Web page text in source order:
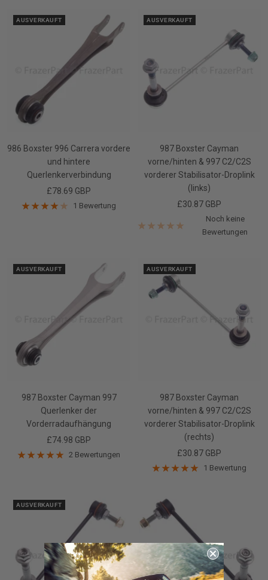
AUSVERKAUFT
986 Boxster 996 Carrera vordere
und hintere
Querlenkerverbindung
Angebotspreis
£78.69 GBP
1 Bewertung
AUSVERKAUFT
987 Boxster Cayman
vorne/hinten & 997 C2/C2S
vorderer Stabilisator-Droplink
(links)
Angebotspreis
£30.87 GBP
Noch keine
Bewertungen
AUSVERKAUFT
987 Boxster Cayman 997
Querlenker der
Vorderradaufhängung
Angebotspreis
£74.98 GBP
2 Bewertungen
AUSVERKAUFT
987 Boxster Cayman
vorne/hinten & 997 C2/C2S
vorderer Stabilisator-Droplink
(rechts)
Angebotspreis
£30.87 GBP
1 Bewertung
AUSVERKAUFT